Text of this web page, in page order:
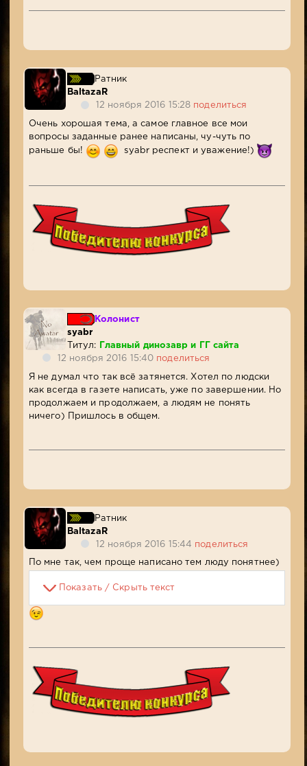
Ратник
BaltazaR
12 ноября 2016 15:28 поделиться
Очень хорошая тема, а самое главное все мои
вопросы заданные ранее написаны, чу-чуть по
раньше бы!
syabr респект и уважение!)
Колонист
syabr
Титул:
Главный динозавр и ГГ сайта
12 ноября 2016 15:40 поделиться
Я не думал что так всё затянется. Хотел по людски
как всегда в газете написать, уже по завершении. Но
продолжаем и продолжаем, а людям не понять
ничего) Пришлось в общем.
Ратник
BaltazaR
12 ноября 2016 15:44 поделиться
По мне так, чем проще написано тем люду понятнее)
Показать / Скрыть текст